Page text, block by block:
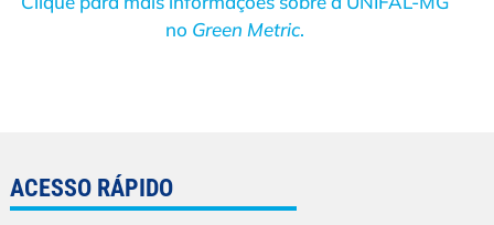
no Green Metric.
ACESSO RÁPIDO